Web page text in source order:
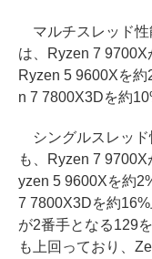
マルチスレッド性
は、Ryzen 7 9700X
Ryzen 5 9600Xを
n 7 7800X3Dを約
シングルスレッド
も、Ryzen 7
yzen 5 9600Xを約
7 7800X3Dを約
が2番手となる129
も上回っており、